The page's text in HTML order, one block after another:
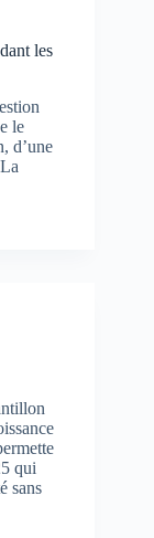
les
le
d’une
qui
sans